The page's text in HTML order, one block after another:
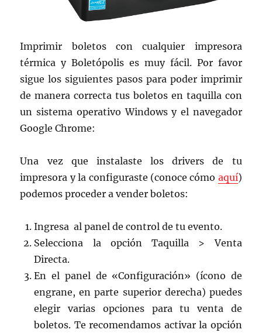
Imprimir boletos con cualquier impresora
térmica y Boletópolis es muy fácil. Por favor
sigue los siguientes pasos para poder imprimir
de manera correcta tus boletos en taquilla con
un sistema operativo Windows y el navegador
Google Chrome:
Una vez que instalaste los drivers de tu
impresora y la configuraste (conoce cómo aquí)
podemos proceder a vender boletos:
Ingresa al panel de control de tu evento.
Selecciona la opción Taquilla > Venta
Directa.
En el panel de «Configuración» (ícono de
engrane, en parte superior derecha) puedes
elegir varias opciones para tu venta de
boletos. Te recomendamos activar la opción